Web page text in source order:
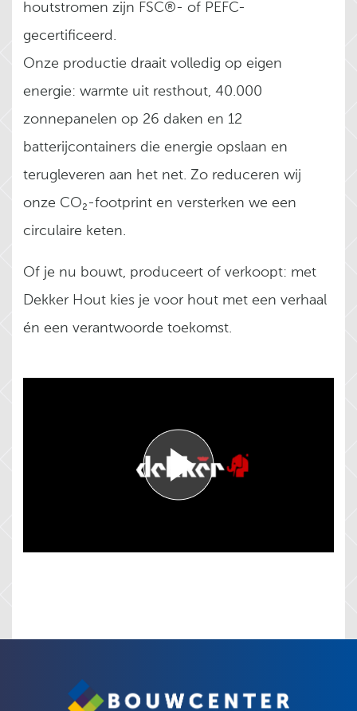
houtstromen zijn FSC®- of PEFC-
gecertificeerd.
Onze productie draait volledig op eigen
energie: warmte uit resthout, 40.000
zonnepanelen op 26 daken en 12
batterijcontainers die energie opslaan en
terugleveren aan het net. Zo reduceren wij
onze CO₂-footprint en versterken we een
circulaire keten.
Of je nu bouwt, produceert of verkoopt: met
Dekker Hout kies je voor hout met een verhaal
én een verantwoorde toekomst.